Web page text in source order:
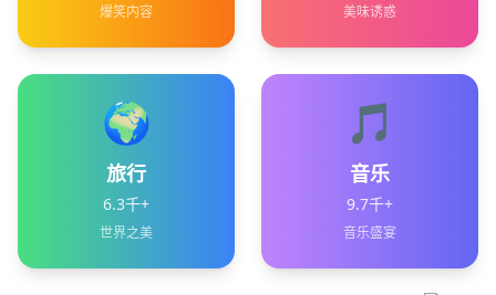
爆笑内容 美味诱惑
🌍
旅行
6.3千+
世界之美
🎵
音乐
9.7千+
音乐盛宴